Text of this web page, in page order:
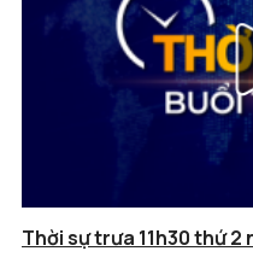
Thời sự trưa 11h30 thứ